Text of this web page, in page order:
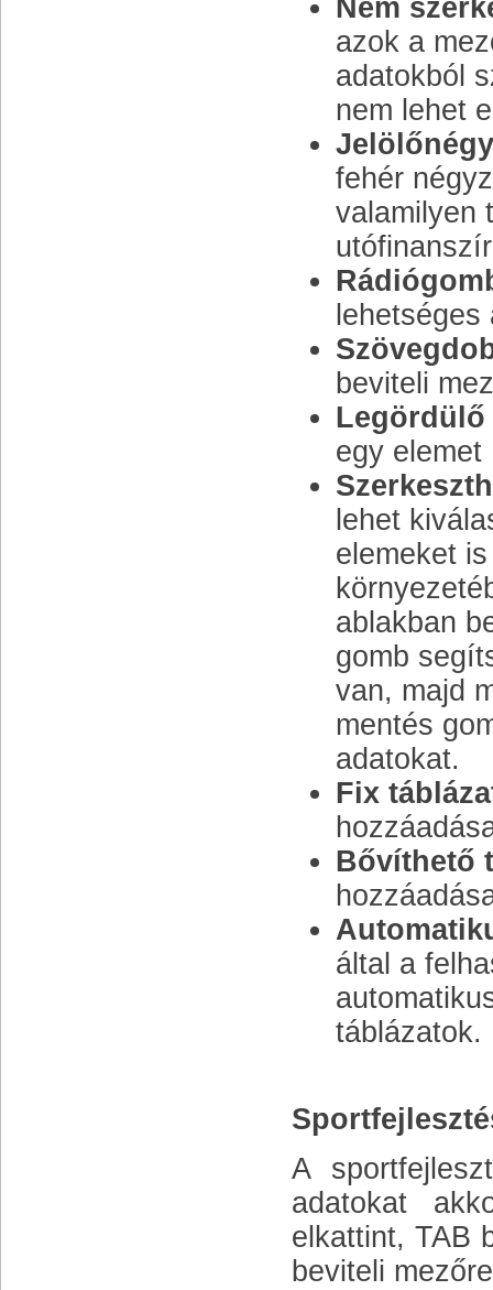
Nem
azok a
adatokból
nem lehet
fehér
valamilyen
beviteli
Legördülő
egy elemet
lehet
elemeket
ablakban
gomb
van, majd
mentés
adatokat.
Fix
Bővíthető
által a
táblázatok.
A
adatokat
elkattint, TAB
beviteli